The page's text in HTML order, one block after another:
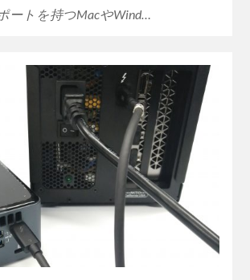
ートを持つMacやWind…